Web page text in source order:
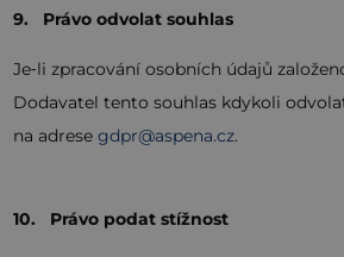
9. Právo odvolat souhlas
Je‑li zpracování osobních údajů
Dodavatel tento souhlas kdykoli
na adrese gdpr@aspena.cz.
10. Právo podat stížnost